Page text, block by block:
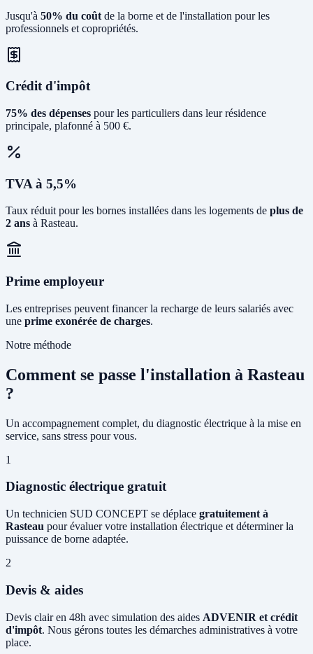
Jusqu'à 50% du coût de la borne et de l'installation pour les
professionnels et copropriétés.
Crédit d'impôt
75% des dépenses pour les particuliers dans leur résidence
principale, plafonné à 500 €.
TVA à 5,5%
Taux réduit pour les bornes installées dans les logements de plus de
2 ans à Rasteau.
Prime employeur
Les entreprises peuvent financer la recharge de leurs salariés avec
une prime exonérée de charges.
Notre méthode
Comment se passe l'installation à Rasteau
?
Un accompagnement complet, du diagnostic électrique à la mise en
service, sans stress pour vous.
1
Diagnostic électrique gratuit
Un technicien SUD CONCEPT se déplace gratuitement à
Rasteau pour évaluer votre installation électrique et déterminer la
puissance de borne adaptée.
2
Devis & aides
Devis clair en 48h avec simulation des aides ADVENIR et crédit
d'impôt. Nous gérons toutes les démarches administratives à votre
place.